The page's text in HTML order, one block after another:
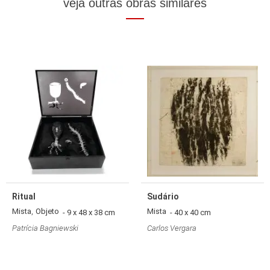
veja outras obras similares
Ritual
Mista, Objeto - 9 x 48 x 38 cm
Patrícia Bagniewski
Sudário
Mista - 40 x 40 cm
Carlos Vergara